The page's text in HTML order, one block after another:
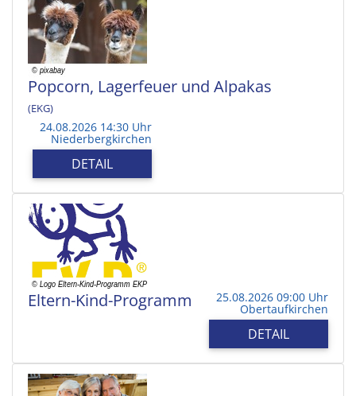
Popcorn, Lagerfeuer und Alpakas
(EKG)
24.08.2026 14:30 Uhr
Niederbergkirchen
DETAIL
Eltern-Kind-Programm 25.08.2026 09:00 Uhr
Obertaufkirchen
DETAIL